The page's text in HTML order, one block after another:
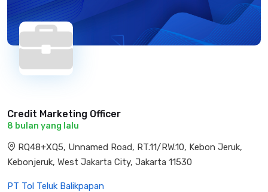
Credit Marketing Officer
8 bulan yang lalu
RQ48+XQ5, Unnamed Road, RT.11/RW.10, Kebon Jeruk,
Kebonjeruk, West Jakarta City, Jakarta 11530
PT Tol Teluk Balikpapan